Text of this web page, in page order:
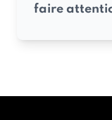
faire